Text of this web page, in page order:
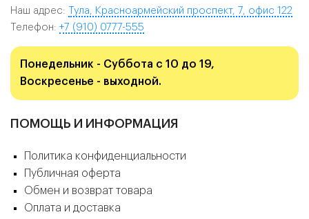
Наш адрес:
Тула, Красноармейский проспект, 7, офис 122
Телефон: +7 (910) 0777-555
Понедельник - Суббота с 10 до 19,
Воскресенье - выходной.
ПОМОЩЬ И ИНФОРМАЦИЯ
Политика конфиденциальности
Публичная оферта
Обмен и возврат товара
Оплата и доставка